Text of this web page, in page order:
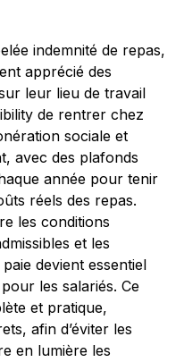
indemnité de repas,
apprécié des
leur lieu de travail
de rentrer chez
sociale et
avec des plafonds
année pour tenir
réels des repas.
les conditions
et les
devient essentiel
les salariés. Ce
et pratique,
afin d’éviter les
en lumière les